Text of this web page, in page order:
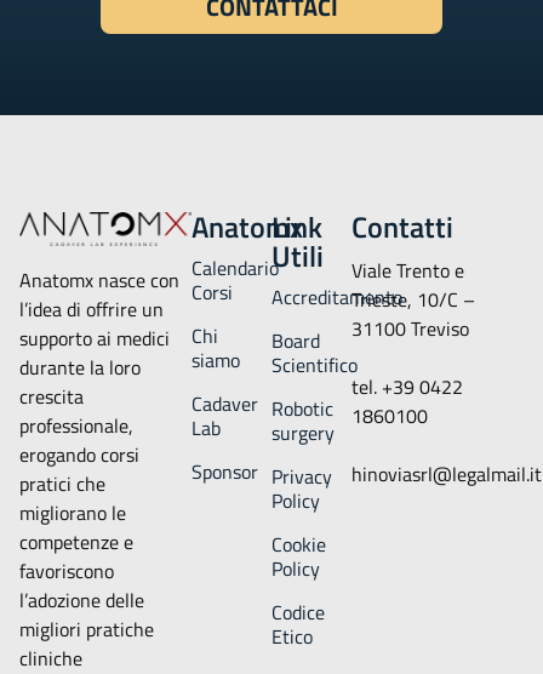
Anatomx nasce con
l’idea di offrire un
supporto ai medici
durante la loro
crescita
professionale,
erogando corsi
pratici che
migliorano le
competenze e
favoriscono
l’adozione delle
migliori pratiche
cliniche
Anatomx
Calendario
Corsi
Chi
siamo
Cadaver
Lab
Sponsor
Link
Utili
Accreditamento
Board
Scientifico
Robotic
surgery
Privacy
Policy
Cookie
Policy
Codice
Etico
Contatti
Viale Trento e
Trieste, 10/C –
31100 Treviso
tel. +39 0422
1860100
hinoviasrl@legalmail.it